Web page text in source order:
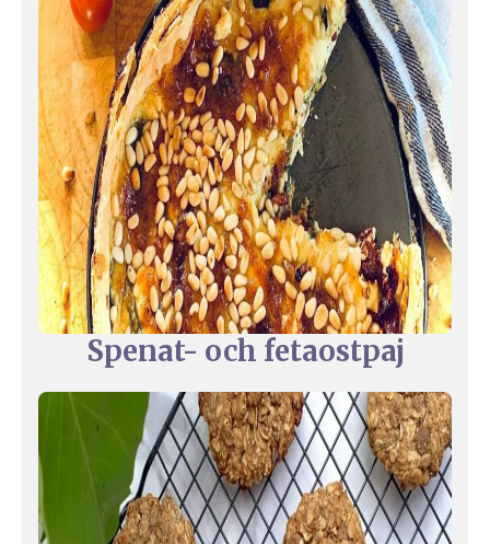
Spenat- och fetaostpaj